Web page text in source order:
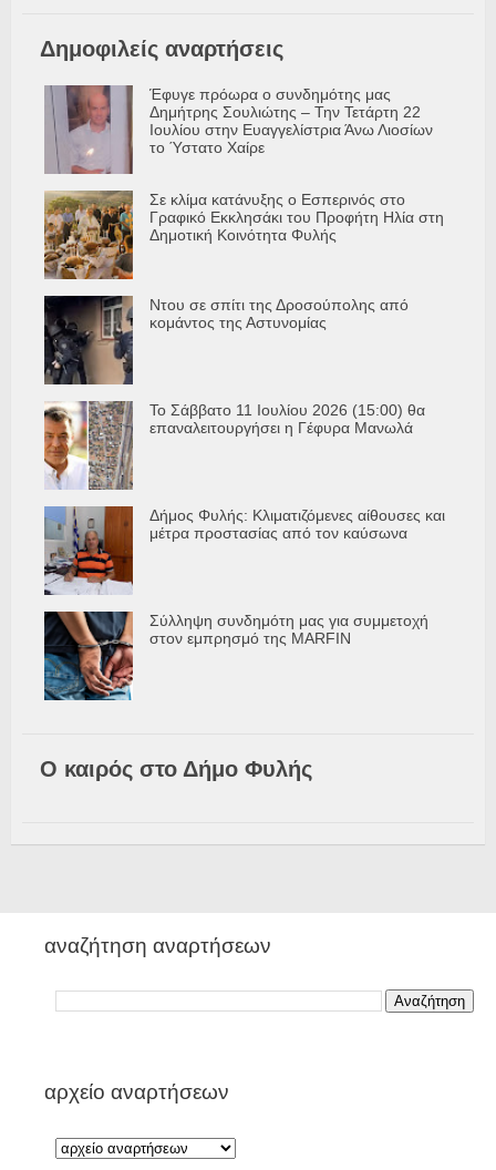
Δημοφιλείς αναρτήσεις
Έφυγε πρόωρα ο συνδημότης μας
Δημήτρης Σουλιώτης – Την Τετάρτη 22
Ιουλίου στην Ευαγγελίστρια Άνω Λιοσίων
το Ύστατο Χαίρε
Σε κλίμα κατάνυξης ο Εσπερινός στο
Γραφικό Εκκλησάκι του Προφήτη Ηλία στη
Δημοτική Κοινότητα Φυλής
Ντου σε σπίτι της Δροσούπολης από
κομάντος της Αστυνομίας
Το Σάββατο 11 Ιουλίου 2026 (15:00) θα
επαναλειτουργήσει η Γέφυρα Μανωλά
Δήμος Φυλής: Κλιματιζόμενες αίθουσες και
μέτρα προστασίας από τον καύσωνα
Σύλληψη συνδημότη μας για συμμετοχή
στον εμπρησμό της MARFIN
Ο καιρός στο Δήμο Φυλής
αναζήτηση αναρτήσεων
αρχείο αναρτήσεων